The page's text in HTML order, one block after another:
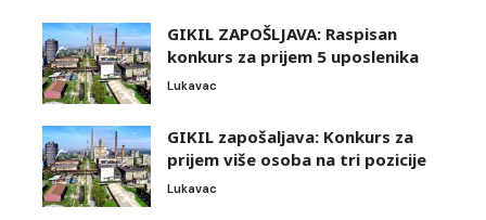
GIKIL ZAPOŠLJAVA: Raspisan
konkurs za prijem 5 uposlenika
Lukavac
GIKIL zapošaljava: Konkurs za
prijem više osoba na tri pozicije
Lukavac